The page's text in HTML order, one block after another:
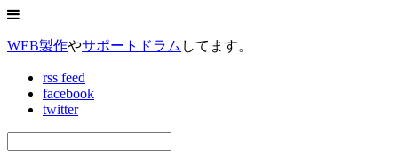
WEB製作やサポートドラム してます。
rss feed
facebook
twitter